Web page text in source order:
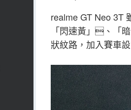
realme GT Neo 3T
「閃速黃」、「
狀紋路，加入賽車